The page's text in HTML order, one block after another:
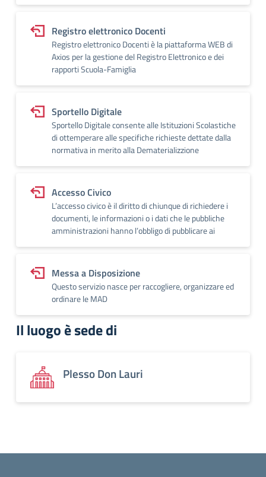
Registro elettronico Docenti
Registro elettronico Docenti è la piattaforma WEB di
Axios per la gestione del Registro Elettronico e dei
rapporti Scuola-Famiglia
Sportello Digitale
Sportello Digitale consente alle Istituzioni Scolastiche
di ottemperare alle specifiche richieste dettate dalla
normativa in merito alla Dematerializzione
Accesso Civico
L’accesso civico è il diritto di chiunque di richiedere i
documenti, le informazioni o i dati che le pubbliche
amministrazioni hanno l’obbligo di pubblicare ai
Messa a Disposizione
Questo servizio nasce per raccogliere, organizzare ed
ordinare le MAD
Il luogo è sede di
Plesso Don Lauri